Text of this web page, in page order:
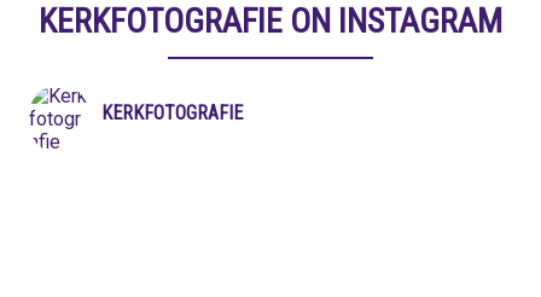
KERKFOTOGRAFIE ON INSTAGRAM
KERKFOTOGRAFIE